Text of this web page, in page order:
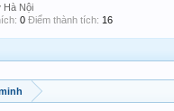
Hà Nội
0 Điểm thành tích: 16